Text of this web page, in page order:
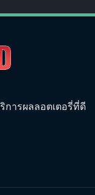
การผลลอตเตอรี่ที่ดี